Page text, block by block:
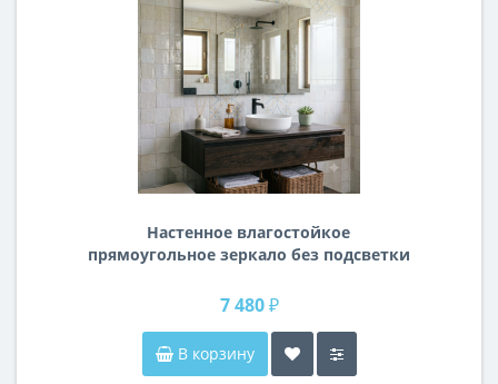
Настенное влагостойкое
прямоугольное зеркало без подсветки
7 480 ₽
В корзину